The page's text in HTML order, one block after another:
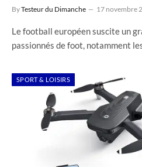
ByTesteur du Dimanche 17 novembre
Le football européen suscite un
passionnés de foot, notamment
SPORT & LOISIRS